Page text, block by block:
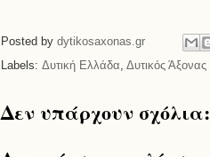
Posted by dytikosaxonas.gr
Labels: Δυτική Ελλάδα, Δυτικός Άξονας
Δεν υπάρχουν σχόλια: